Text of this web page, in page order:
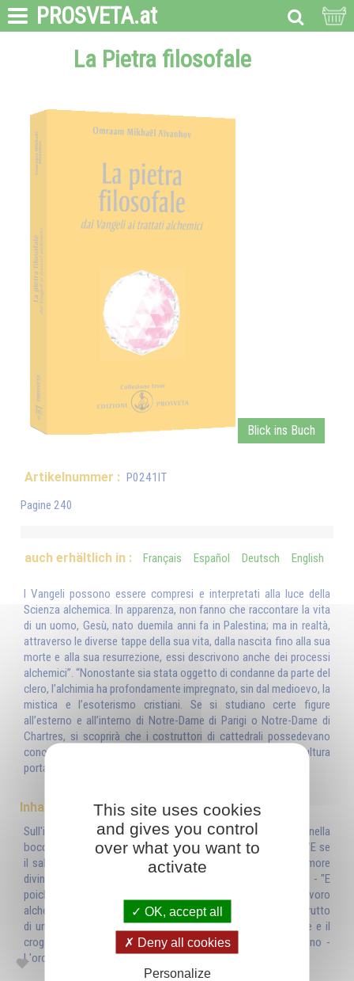
PROSVETA.at
La Pietra filosofale
Blick ins Buch
Artikelnummer : P0241IT
Pagine 240
auch erhältlich in : Français Español Deutsch English
I Vangeli possono essere compresi e interpretati alla luce della
Scienza alchemica. In apparenza, non fanno che raccontare la vita
di un uomo, Gesù, nato duemila anni fa in Palestina; ma in realtà,
attraverso le diverse tappe della sua vita, dalla nascita fino alla sua
morte e alla sua resurrezione, essi descrivono anche dei processi
alchemici”. “Nonostante sia stata oggetto di condanne da parte del
clero, l’alchimia ha profondamente impregnato, sin dal medioevo, la
mistica e l’esoterismo cristiani. Se si studiano certe figure
all’esterno e all’interno di Notre-Dame di Parigi o Notre-Dame di
Chartres, si scoprirà che i costruttori di cattedrali possedevano
conoscenze alchemiche delle quali sia l’architettura che la scultura
portano numerose testimonianze.
Inhaltsverzeichnis
Sull'interpretazione delle Scritture - "Non quello che entra nella
bocca rende impuro l'uomo..." - "Voi siete il sale della terra" - "E se
il sale perde il suo sapore..." - Gustare il sapore del sale: l'amore
divino - "Voi siete la luce del mondo" - Il sale degli alchimisti - "E
poiché tutte le cose sono e provengono da Uno" - Il lavoro
alchemico: il tre al di sopra del quattro - La pietra filosofale, frutto
di un'unione mistica - La rigenerazione della materia: la croce e il
crogiolo - La rugiada di maggio - La crescita del germe divino -
L'oro del vero sapere: l'alchimista e il cercatore d'oro
This site uses cookies
and gives you control
over what you want to
activate
OK, accept all
Deny all cookies
Personalize